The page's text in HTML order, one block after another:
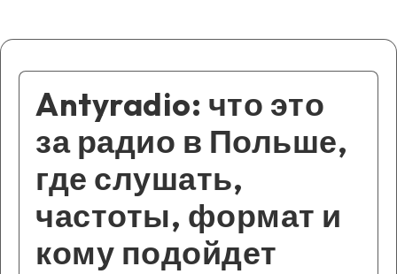
Antyradio: что это
за радио в Польше,
где слушать,
частоты, формат и
кому подойдет